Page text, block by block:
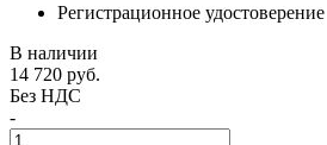
Регистрационное удостоверение
В наличии
14 720 руб.
Без НДС
-